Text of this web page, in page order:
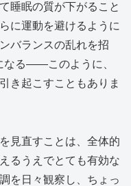
睡眠の質が下がること
に運動を避けるように
バランスの乱れを招
なる――このように、
き起こすこともありま
見直すことは、全体的
るうえでとても有効な
を日々観察し、ちょっ